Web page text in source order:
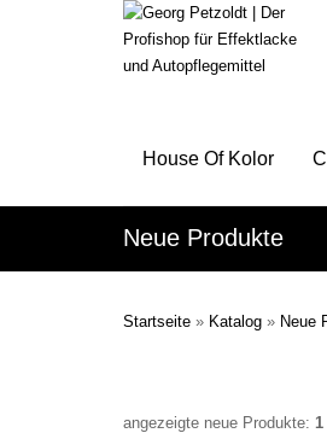
House Of Kolor
Neue Produkte
Startseite » Katalog » Neue
angezeigte neue Produkte: 1